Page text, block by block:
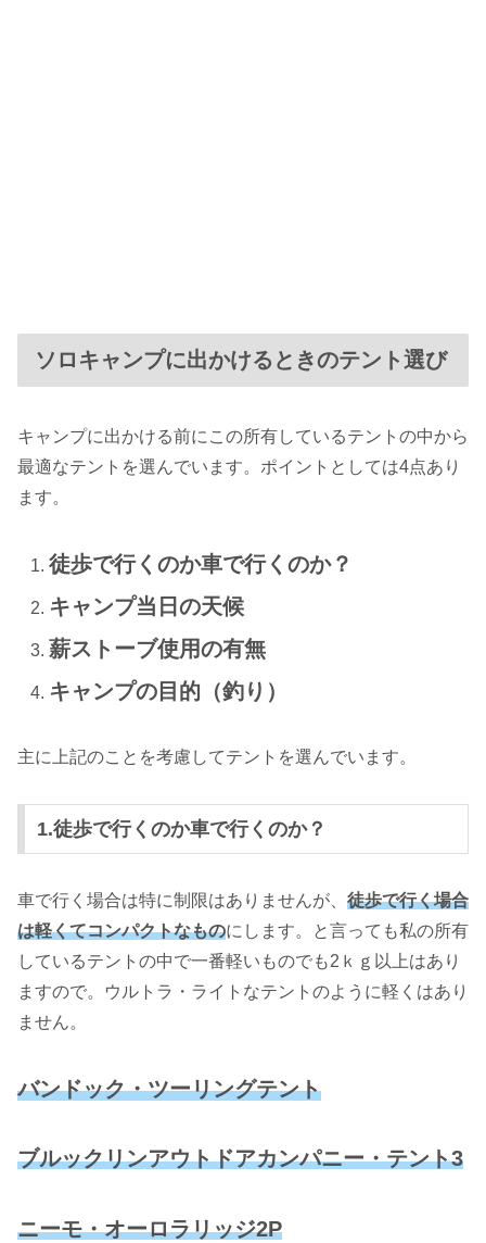
ソロキャンプに出かけるときのテント選び
キャンプに出かける前にこの所有しているテントの中から
最適なテントを選んでいます。ポイントとしては4点あり
ます。
徒歩で行くのか車で行くのか？
キャンプ当日の天候
薪ストーブ使用の有無
キャンプの目的（釣り）
主に上記のことを考慮してテントを選んでいます。
1.徒歩で行くのか車で行くのか？
車で行く場合は特に制限はありませんが、 徒歩で行く場合
は軽くてコンパクトなものにします。と言っても私の所有
しているテントの中で一番軽いものでも2ｋｇ以上はあり
ますので。ウルトラ・ライトなテントのように軽くはあり
ません。
バンドック・ツーリングテント
ブルックリンアウトドアカンパニー・テント3
ニーモ・オーロラリッジ2P